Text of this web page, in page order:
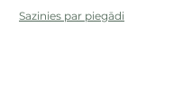
Sazinies par piegādi